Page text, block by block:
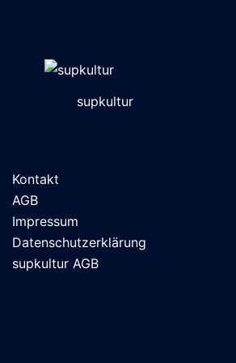
supkultur
Kontakt
AGB
Impressum
Datenschutzerklärung
supkultur AGB